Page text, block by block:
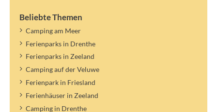
Beliebte Themen
Camping am Meer
Ferienparks in Drenthe
Ferienparks in Zeeland
Camping auf der Veluwe
Ferienpark in Friesland
Ferienhäuser in Zeeland
Camping in Drenthe